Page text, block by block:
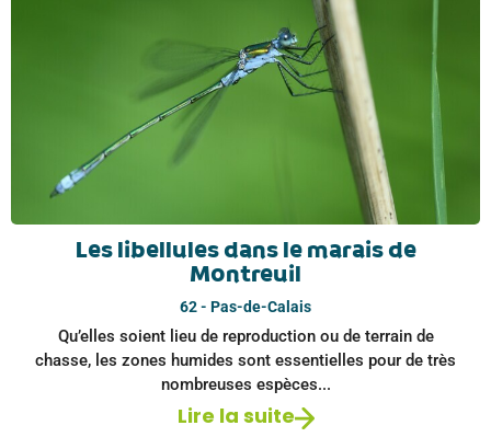
Les libellules dans le marais de
Montreuil
62 - Pas-de-Calais
Qu’elles soient lieu de reproduction ou de terrain de
chasse, les zones humides sont essentielles pour de très
nombreuses espèces...
Lire la suite